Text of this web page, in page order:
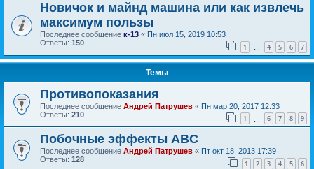
Новичок и майнд машина или как извлечь
максимум пользы
Последнее сообщение к-13 « Пн июл 15, 2019 10:53
Ответы: 150 1 … 4 5 6 7
Темы
Противопоказания
Последнее сообщение Андрей Патрушев « Пн мар 20, 2017 12:33
Ответы: 210 1 6 7 8 9
Побочные эффекты ABC
Последнее сообщение Андрей Патрушев « Пт окт 18, 2013 17:39
Ответы: 128 1 2 3 4 5 6